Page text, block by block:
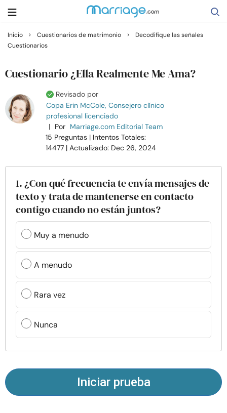
Buscar
Relaciones
Ayuda
Cursos
Recursos
Comunidad
Encuentra un terapeuta
Idioma
nosotros
© Copyright 2026. Todos los derechos reservados.
Inicio › Cuestionarios de matrimonio ›
Decodifique las señales
Cuestionarios
Cuestionario ¿Ella Realmente Me Ama?
Revisado por
Copa Erin McCole, Consejero clínico
profesional licenciado
| Por Marriage.com Editorial Team
15 Preguntas | Intentos Totales:
14477 | Actualizado: Dec 26, 2024
1. ¿Con qué frecuencia te envía mensajes de
texto y trata de mantenerse en contacto
contigo cuando no están juntos?
Muy a menudo
A menudo
Rara vez
Nunca
Iniciar prueba